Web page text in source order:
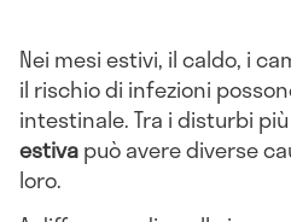
Nei mesi estivi, il caldo, i
il rischio di infezioni
intestinale. Tra i disturbi
estivapuò avere diverse
loro.